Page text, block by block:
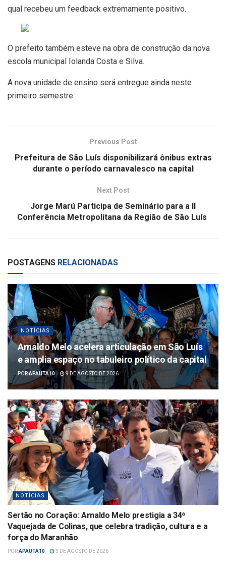
qual recebeu um feedback extremamente positivo.
O prefeito também esteve na obra de construção da nova
escola municipal Iolanda Costa e Silva.
A nova unidade de ensino será entregue ainda neste
primeiro semestre.
Previous Post
Prefeitura de São Luís disponibilizará ônibus extras
durante o período carnavalesco na capital
Next Post
Jorge Marú Participa de Seminário para a II
Conferência Metropolitana da Região de São Luís
POSTAGENS RELACIONADAS
NOTÍCIAS
Arnaldo Melo acelera articulação em São Luís
e amplia espaço no tabuleiro político da capital
PORAPAUTA10 9 DE AGOSTO DE 2026
NOTÍCIAS
Sertão no Coração: Arnaldo Melo prestigia a 34ª
Vaquejada de Colinas, que celebra tradição, cultura e a
força do Maranhão
PORAPAUTA10 3 DE AGOSTO DE 2026